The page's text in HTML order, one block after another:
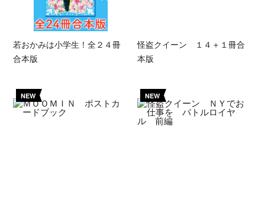
若おかみは小学生！全２４冊
合本版
怪盗クイーン １４＋１冊合
本版
NEW NEW